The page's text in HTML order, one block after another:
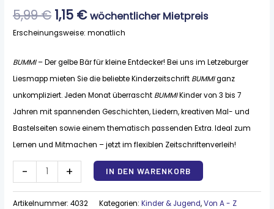
5,99€ 5,99 €
1,15 €1,15 €.
wöchentlicher Mietpreis
Erscheinungsweise: monatlich
BUMMI– Der gelbe Bär für kleine Entdecker! Bei uns im Letzeburger
Liesmapp mieten Sie die beliebte Kinderzeitschrift BUMMIganz
unkompliziert. Jeden Monat überrascht BUMMIKinder von 3 bis 7
Jahren mit spannenden Geschichten, Liedern, kreativen Mal- und
Bastelseiten sowie einem thematisch passenden Extra. Ideal zum
Lernen und Mitmachen – jetzt im flexiblen Zeitschriftenverleih!
- + IN DEN WARENKORB Alternative:
Artikelnummer:4032 Kategorien:Kinder & Jugend,Von A - Z